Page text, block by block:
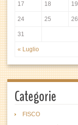
« Luglio
17 18 19
24 25 26
31
Categorie
FISCO